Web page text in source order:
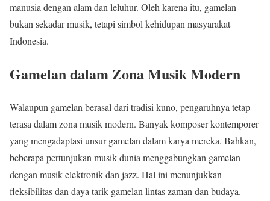
manusia dengan alam dan leluhur. Oleh karena itu, gamelan
bukan sekadar musik, tetapi simbol kehidupan masyarakat
Indonesia.
Gamelan dalam Zona Musik Modern
Walaupun gamelan berasal dari tradisi kuno, pengaruhnya tetap
terasa dalam zona musik modern. Banyak komposer kontemporer
yang mengadaptasi unsur gamelan dalam karya mereka. Bahkan,
beberapa pertunjukan musik dunia menggabungkan gamelan
dengan musik elektronik dan jazz. Hal ini menunjukkan
fleksibilitas dan daya tarik gamelan lintas zaman dan budaya.